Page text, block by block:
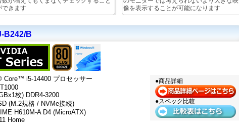
できます
像を表示することが可能になります
B242/B
●商品詳細
●スペック比較
Core™ i5-14400 プロセッサー
枚) DDR4-3200
(M.2規格 / NVMe接続)
H610M-A D4 (MicroATX)
Home